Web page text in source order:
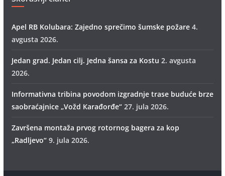
Apel RB Kolubara: Zajedno sprečimo šumske požare 4.
avgusta 2026.
Jedan grad. Jedan cilj. Jedna šansa za Kostu 2. avgusta
2026.
Informativna tribina povodom izgradnje trase buduće brze
saobraćajnice „Vožd Кarađorđe“ 27. jula 2026.
Završena montaža prvog rotornog bagera za kop
„Radlјevo“ 9. jula 2026.